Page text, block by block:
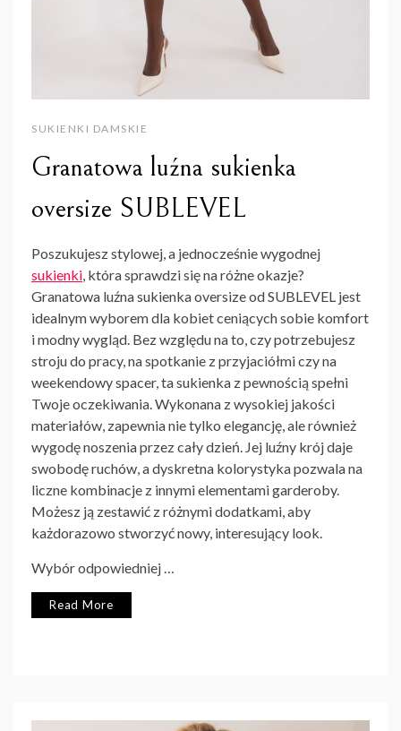
SUKIENKI DAMSKIE
Granatowa luźna sukienka
oversize SUBLEVEL
Poszukujesz stylowej, a jednocześnie wygodnej
sukienki, która sprawdzi się na różne okazje?
Granatowa luźna sukienka oversize od SUBLEVEL jest
idealnym wyborem dla kobiet ceniących sobie komfort
i modny wygląd. Bez względu na to, czy potrzebujesz
stroju do pracy, na spotkanie z przyjaciółmi czy na
weekendowy spacer, ta sukienka z pewnością spełni
Twoje oczekiwania. Wykonana z wysokiej jakości
materiałów, zapewnia nie tylko elegancję, ale również
wygodę noszenia przez cały dzień. Jej luźny krój daje
swobodę ruchów, a dyskretna kolorystyka pozwala na
liczne kombinacje z innymi elementami garderoby.
Możesz ją zestawić z różnymi dodatkami, aby
każdorazowo stworzyć nowy, interesujący look.
Wybór odpowiedniej …
Read More